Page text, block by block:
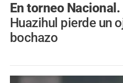
En torneo Nacional.
Huazihul pierde un
bochazo